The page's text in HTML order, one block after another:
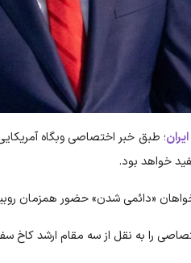
خواهد بود.
«دائمی شدن» حضور همزمان
را به نقل از سه مقام ارشد کاخ